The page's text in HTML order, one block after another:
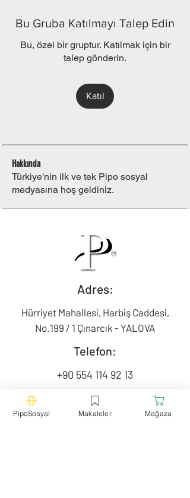
Bu Gruba Katılmayı Talep Edin
Bu, özel bir gruptur. Katılmak için bir
talep gönderin.
Katıl
Hakkında
Türkiye'nin ilk ve tek Pipo sosyal
medyasına hoş geldiniz.
Adres:
Hürriyet Mahallesi, Harbiş Caddesi,
No.199 / 1 Çınarcık - YALOVA
Telefon:
+90 554 114 92 13
Mail:
PipoSosyal Makaleler Mağaza